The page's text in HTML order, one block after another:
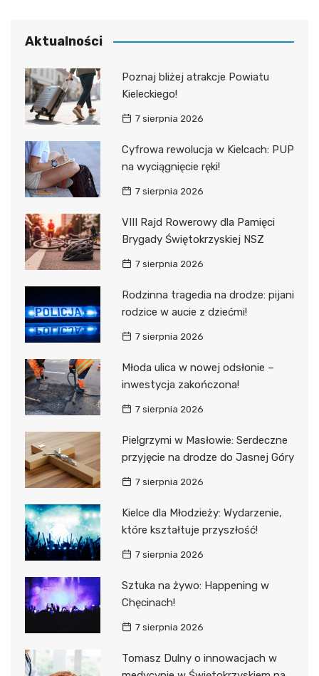
Aktualności
Poznaj bliżej atrakcje Powiatu
Kieleckiego!
7 sierpnia 2026
Cyfrowa rewolucja w Kielcach: PUP
na wyciągnięcie ręki!
7 sierpnia 2026
VIII Rajd Rowerowy dla Pamięci
Brygady Świętokrzyskiej NSZ
7 sierpnia 2026
Rodzinna tragedia na drodze: pijani
rodzice w aucie z dziećmi!
7 sierpnia 2026
Młoda ulica w nowej odsłonie –
inwestycja zakończona!
7 sierpnia 2026
Pielgrzymi w Masłowie: Serdeczne
przyjęcie na drodze do Jasnej Góry
7 sierpnia 2026
Kielce dla Młodzieży: Wydarzenie,
które kształtuje przyszłość!
7 sierpnia 2026
Sztuka na żywo: Happening w
Chęcinach!
7 sierpnia 2026
Tomasz Dulny o innowacjach w